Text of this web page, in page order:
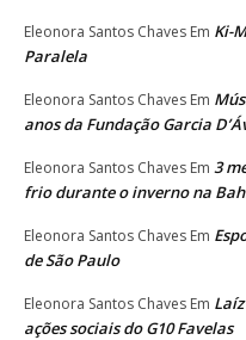
Eleonora Santos Chaves Em Ki-
Paralela
Eleonora Santos Chaves Em
anos da Fundação Garcia
Eleonora Santos Chaves Em 3
frio durante o inverno na
Eleonora Santos Chaves Em
de São Paulo
Eleonora Santos Chaves Em
ações sociais do G10 Favelas